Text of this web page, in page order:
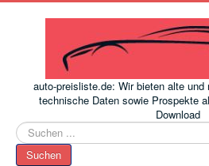
auto-preisliste.de: Wir bieten alte
technische Daten sowie Prospekte
Download
Suchen
...
Suchen